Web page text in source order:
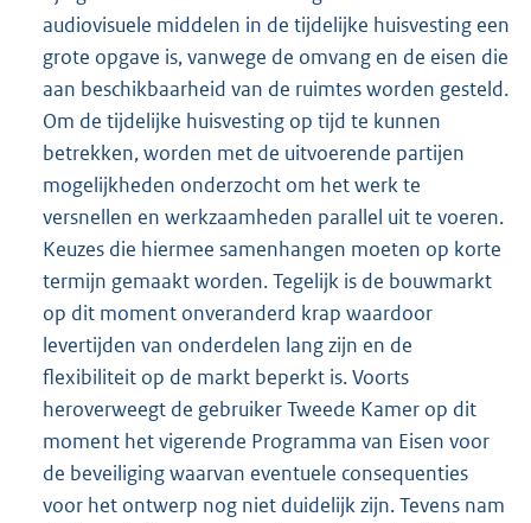
audiovisuele middelen in de tijdelijke huisvesting een
grote opgave is, vanwege de omvang en de eisen die
aan beschikbaarheid van de ruimtes worden gesteld.
Om de tijdelijke huisvesting op tijd te kunnen
betrekken, worden met de uitvoerende partijen
mogelijkheden onderzocht om het werk te
versnellen en werkzaamheden parallel uit te voeren.
Keuzes die hiermee samenhangen moeten op korte
termijn gemaakt worden. Tegelijk is de bouwmarkt
op dit moment onveranderd krap waardoor
levertijden van onderdelen lang zijn en de
flexibiliteit op de markt beperkt is. Voorts
heroverweegt de gebruiker Tweede Kamer op dit
moment het vigerende Programma van Eisen voor
de beveiliging waarvan eventuele consequenties
voor het ontwerp nog niet duidelijk zijn. Tevens nam